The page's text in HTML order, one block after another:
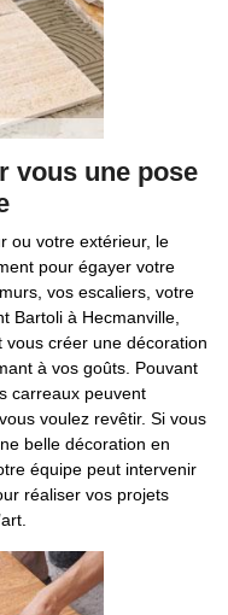
vous une pose
ou votre extérieur, le
pour égayer votre
vos escaliers, votre
Bartoli à Hecmanville,
créer une décoration
à vos goûts. Pouvant
carreaux peuvent
voulez revêtir. Si vous
belle décoration en
équipe peut intervenir
réaliser vos projets